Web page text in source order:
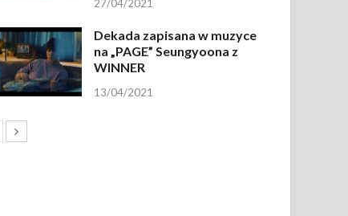
27/04/2021
Dekada zapisana w muzyce
na „PAGE” Seungyoona z
WINNER
13/04/2021